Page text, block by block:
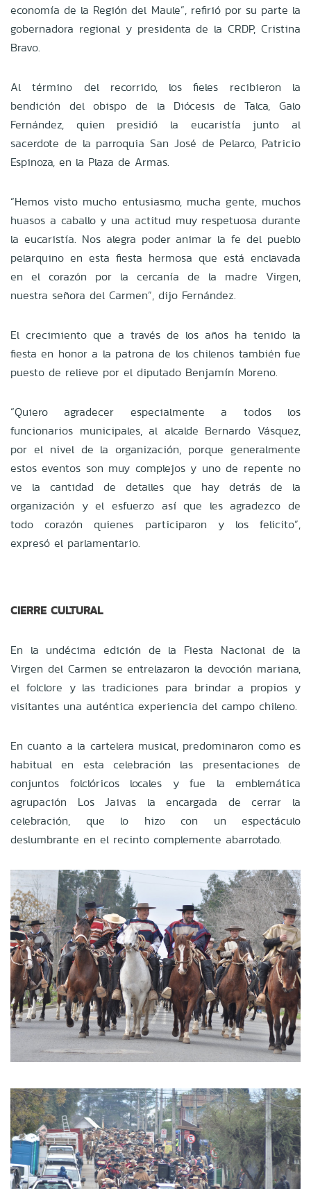
economía de la Región del Maule”, refirió por su parte la
gobernadora regional y presidenta de la CRDP, Cristina
Bravo.
Al término del recorrido, los fieles recibieron la
bendición del obispo de la Diócesis de Talca, Galo
Fernández, quien presidió la eucaristía junto al
sacerdote de la parroquia San José de Pelarco, Patricio
Espinoza, en la Plaza de Armas.
“Hemos visto mucho entusiasmo, mucha gente, muchos
huasos a caballo y una actitud muy respetuosa durante
la eucaristía. Nos alegra poder animar la fe del pueblo
pelarquino en esta fiesta hermosa que está enclavada
en el corazón por la cercanía de la madre Virgen,
nuestra señora del Carmen”, dijo Fernández.
El crecimiento que a través de los años ha tenido la
fiesta en honor a la patrona de los chilenos también fue
puesto de relieve por el diputado Benjamín Moreno.
“Quiero agradecer especialmente a todos los
funcionarios municipales, al alcalde Bernardo Vásquez,
por el nivel de la organización, porque generalmente
estos eventos son muy complejos y uno de repente no
ve la cantidad de detalles que hay detrás de la
organización y el esfuerzo así que les agradezco de
todo corazón quienes participaron y los felicito”,
expresó el parlamentario.
CIERRE CULTURAL
En la undécima edición de la Fiesta Nacional de la
Virgen del Carmen se entrelazaron la devoción mariana,
el folclore y las tradiciones para brindar a propios y
visitantes una auténtica experiencia del campo chileno.
En cuanto a la cartelera musical, predominaron como es
habitual en esta celebración las presentaciones de
conjuntos folclóricos locales y fue la emblemática
agrupación Los Jaivas la encargada de cerrar la
celebración, que lo hizo con un espectáculo
deslumbrante en el recinto complemente abarrotado.